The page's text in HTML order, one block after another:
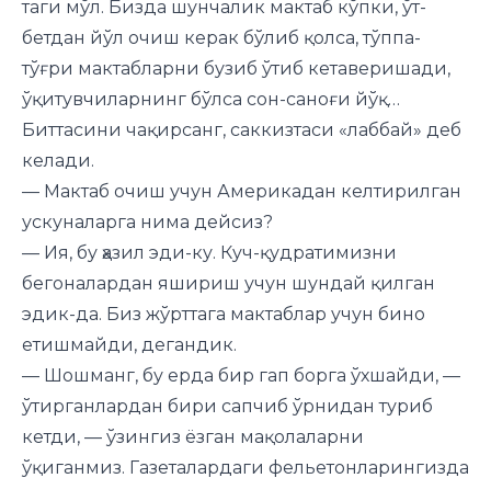
таги мўл. Бизда шунчалик мактаб кўпки, ўт-
бетдан йўл очиш керак бўлиб қолса, тўппа-
тўғри мактабларни бузиб ўтиб кетаверишади,
ўқитувчиларнинг бўлса сон-саноғи йўқ…
Биттасини чақирсанг, саккизтаси «лаббай» деб
келади.
— Мактаб очиш учун Америкадан келтирилган
ускуналарга нима дейсиз?
— Ия, бу ҳазил эди-ку. Куч-қудратимизни
бегоналардан яшириш учун шундай қилган
эдик-да. Биз жўрттага мактаблар учун бино
етишмайди, дегандик.
— Шошманг, бу ерда бир гап борга ўхшайди, —
ўтирганлардан бири сапчиб ўрнидан туриб
кетди, — ўзингиз ёзган мақолаларни
ўқиганмиз. Газеталардаги фельетонларингизда